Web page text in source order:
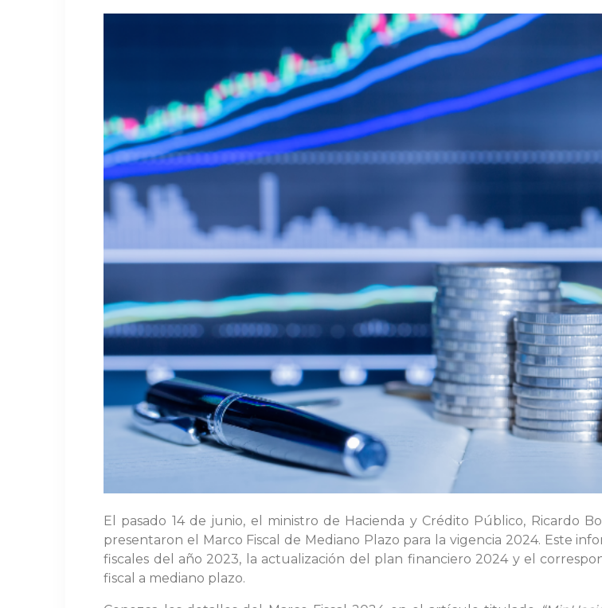
El pasado 14 de junio, el ministro de Hacienda y Crédito Público, Ricardo
presentaron el Marco Fiscal de Mediano Plazo para la vigencia 2024. Este
fiscales del año 2023, la actualización del plan financiero 2024 y el
fiscal a mediano plazo.